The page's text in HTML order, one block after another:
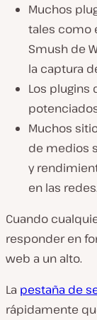
Muchos
tales como
Smush de
la captura
Los plugins
Muchos
de medios
y
en las redes.
Cuando
responder en
web a un alto.
La pestaña de
rápidamente